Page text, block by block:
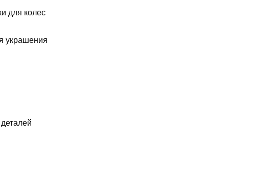
для колес
украшения